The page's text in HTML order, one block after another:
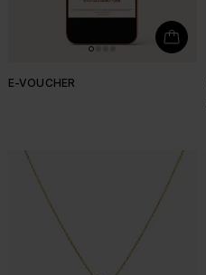
E-VOUCHER